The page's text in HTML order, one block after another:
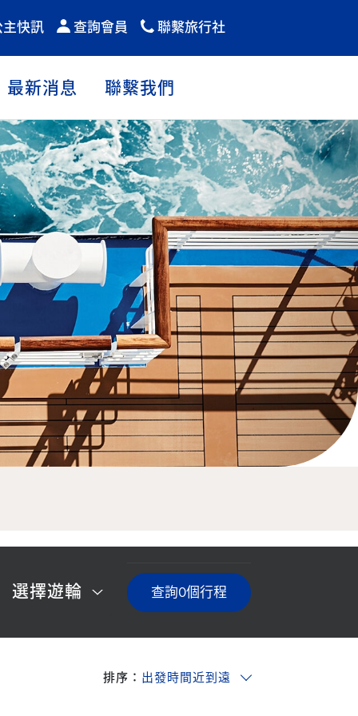
快訊 查詢會員 聯繫旅行社
最新消息 聯繫我們
選擇遊輪 查詢0個行程
排序：